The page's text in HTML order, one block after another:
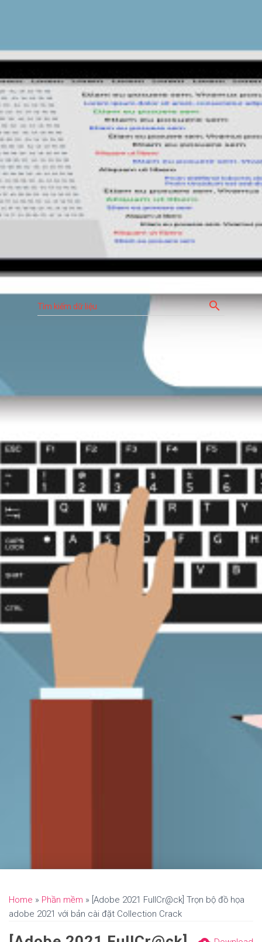
Tìm kiếm dữ liệu search
Home » Phần mềm » [Adobe 2021 FullCr@ck] Trọn bộ đồ họa
adobe 2021 với bản cài đặt Collection Crack